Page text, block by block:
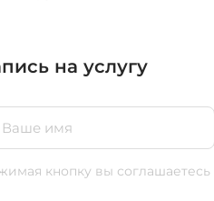
на услугу
кнопку вы соглашаетесь